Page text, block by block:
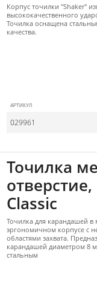
Корпус точилки "Shaker"
высококачественного
Точилка оснащена
качества.
АРТИКУЛ
029961
Точилка
Classic
Точилка для карандашей в
эргономичном корпусе с
областями захвата.
карандашей диаметром 8
стальным